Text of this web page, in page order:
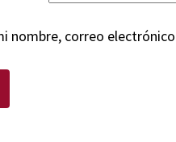
nombre, correo